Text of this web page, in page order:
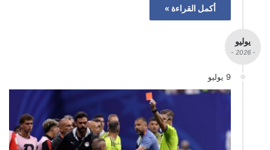
أكمل القراءة »
يوليو
- 2026 -
9 يوليو